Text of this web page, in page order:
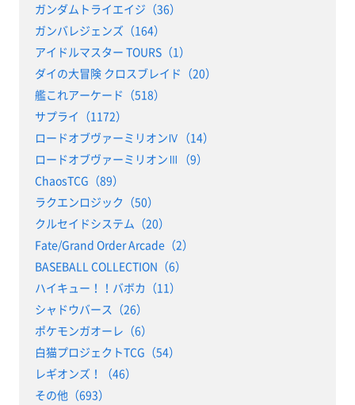
ガンダムトライエイジ（36）
ガンバレジェンズ（164）
アイドルマスター TOURS（1）
ダイの大冒険 クロスブレイド（20）
艦これアーケード（518）
サプライ（1172）
ロードオブヴァーミリオンⅣ（14）
ロードオブヴァーミリオンⅢ（9）
ChaosTCG（89）
ラクエンロジック（50）
クルセイドシステム（20）
Fate/Grand Order Arcade（2）
BASEBALL COLLECTION（6）
ハイキュー！！バボカ（11）
シャドウバース（26）
ポケモンガオーレ（6）
白猫プロジェクトTCG（54）
レギオンズ！（46）
その他（693）